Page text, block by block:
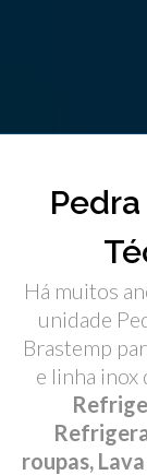
Há muitos
unidade
Brastemp
e linha inox
roupas,